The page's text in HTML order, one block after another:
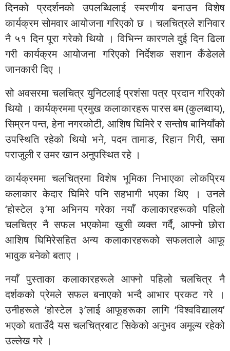
दिनको प्रदर्शनको उपलब्धिलाई स्मरणीय बनाउन विशेष
कार्यक्रम सोमवार आयोजना गरिएको छ । चलचित्रले शनिवार
नै ५१ दिन पूरा गरेको थियो । विभिन्न कारणले दुई दिन ढिला
गरी कार्यक्रम आयोजना गरिएको निर्देशक सशान कँडेलले
जानकारी दिए ।
सो अवसरमा चलचित्र युनिटलाई प्रशंसा पत्र प्रदान गरिएको
थियो । कार्यक्रममा प्रमुख कलाकारहरू पारस बम (कुलब्वाय),
सिम्रन पन्त, हेना नगरकोटी, आशिष घिमिरे र सन्तोष बानियाँको
उपस्थिति रहेको थियो भने, पदम तामाङ, रिहान गिरी, समा
पराजुली र उमर खान अनुपस्थित रहे ।
कार्यक्रममा चलचित्रमा विशेष भूमिका निभाएका लोकप्रिय
कलाकार केदार घिमिरे पनि सहभागी भएका थिए । उनले
‘होस्टेल ३’मा अभिनय गरेका नयाँ कलाकारहरूको पहिलो
चलचित्र नै सफल भएकोमा खुसी व्यक्त गर्दै, आफ्नो छोरा
आशिष घिमिरेसहित अन्य कलाकारहरूको सफलताले आफू
भावुक बनेको बताए ।
नयाँ पुस्ताका कलाकारहरूले आफ्नो पहिलो चलचित्र नै
दर्शकको प्रेमले सफल बनाएको भन्दै आभार प्रकट गरे ।
उनीहरूले ‘होस्टेल ३’लाई आफूहरूका लागि ‘विश्वविद्यालय’
भएको बताउँदै यस चलचित्रबाट सिकेको अनुभव अमूल्य रहेको
उल्लेख गरे ।